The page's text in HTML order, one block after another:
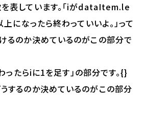
表しています。「iがdataItem.le
になったら終わっていいよ。」って
るのか決めているのがこの部分で
ったらiに1を足す」の部分です。{}
するのか決めているのがこの部分